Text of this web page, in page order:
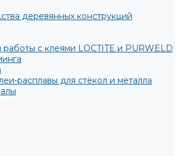
деревянных конструкций
с клеями LOCTITE и PURWELD
расплавы для стёкол и металла